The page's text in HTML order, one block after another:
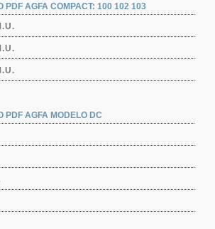
PDF AGFA COMPACT: 100 102 103
PDF AGFA MODELO DC